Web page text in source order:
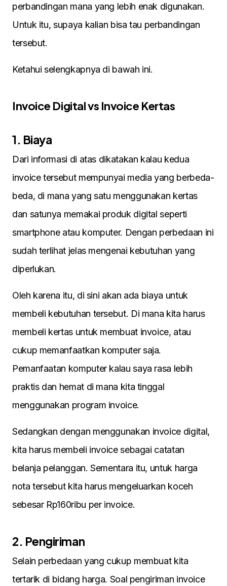
perbandingan mana yang lebih enak digunakan.
Untuk itu, supaya kalian bisa tau perbandingan
tersebut.
Ketahui selengkapnya di bawah ini.
Invoice Digital vs Invoice Kertas
1. Biaya
Dari informasi di atas dikatakan kalau kedua
invoice tersebut mempunyai media yang berbeda-
beda, di mana yang satu menggunakan kertas
dan satunya memakai produk digital seperti
smartphone atau komputer. Dengan perbedaan ini
sudah terlihat jelas mengenai kebutuhan yang
diperlukan.
Oleh karena itu, di sini akan ada biaya untuk
membeli kebutuhan tersebut. Di mana kita harus
membeli kertas untuk membuat invoice, atau
cukup memanfaatkan komputer saja.
Pemanfaatan komputer kalau saya rasa lebih
praktis dan hemat di mana kita tinggal
menggunakan program invoice.
Sedangkan dengan menggunakan invoice digital,
kita harus membeli invoice sebagai catatan
belanja pelanggan. Sementara itu, untuk harga
nota tersebut kita harus mengeluarkan koceh
sebesar Rp160ribu per invoice.
2. Pengiriman
Selain perbedaan yang cukup membuat kita
tertarik di bidang harga. Soal pengiriman invoice